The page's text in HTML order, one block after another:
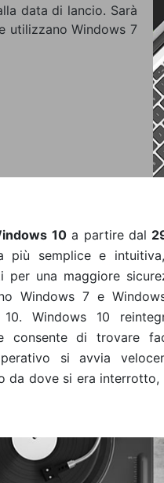
data di lancio. Sarà
utilizzano Windows 7
10a partire dal
più semplice e
per una maggiore
Windows 7 e
Windows 10
consente di trovare
si avvia
da dove si era interrotto,